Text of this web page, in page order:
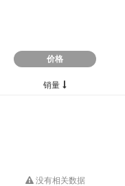
价格
销量
没有相关数据